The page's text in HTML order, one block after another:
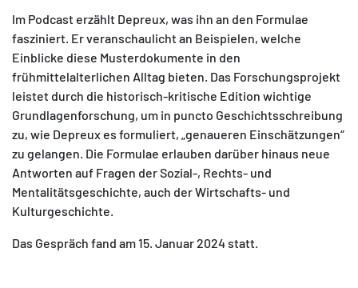
Im Podcast erzählt Depreux, was ihn an den Formulae
fasziniert. Er veranschaulicht an Beispielen, welche
Einblicke diese Musterdokumente in den
frühmittelalterlichen Alltag bieten. Das Forschungsprojekt
leistet durch die historisch-kritische Edition wichtige
Grundlagenforschung, um in puncto Geschichtsschreibung
zu, wie Depreux es formuliert, „genaueren Einschätzungen“
zu gelangen. Die Formulae erlauben darüber hinaus neue
Antworten auf Fragen der Sozial-, Rechts- und
Mentalitätsgeschichte, auch der Wirtschafts- und
Kulturgeschichte.
Das Gespräch fand am 15. Januar 2024 statt.